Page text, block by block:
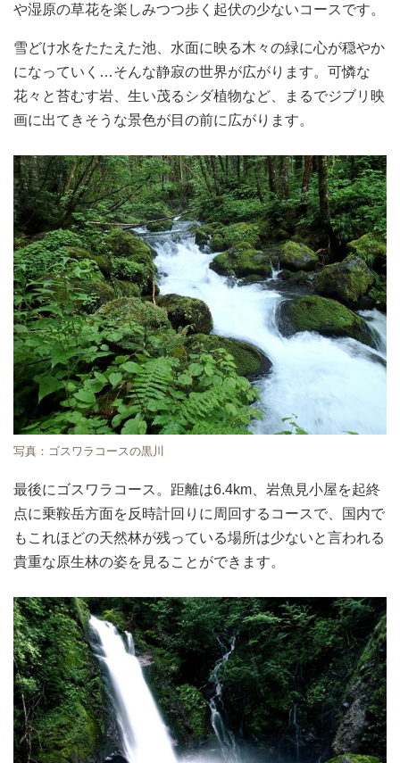
や湿原の草花を楽しみつつ歩く起伏の少ないコースです。
雪どけ水をたたえた池、水面に映る木々の緑に心が穏やか
になっていく…そんな静寂の世界が広がります。可憐な
花々と苔むす岩、生い茂るシダ植物など、まるでジブリ映
画に出てきそうな景色が目の前に広がります。
写真：ゴスワラコースの黒川
最後にゴスワラコース。距離は6.4km、岩魚見小屋を起終
点に乗鞍岳方面を反時計回りに周回するコースで、国内で
もこれほどの天然林が残っている場所は少ないと言われる
貴重な原生林の姿を見ることができます。